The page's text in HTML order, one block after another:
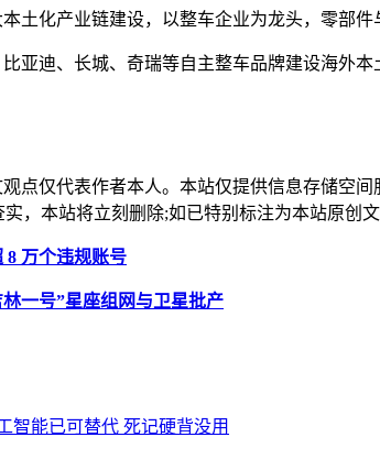
土化产业链建设，以整车企业为龙头，零部
亚迪、长城、奇瑞等自主整车品牌建设海外
点仅代表作者本人。本站仅提供信息存储空
实，本站将立刻删除;如已特别标注为本站原创
8 万个违规账号
一号”星座组网与卫星批产